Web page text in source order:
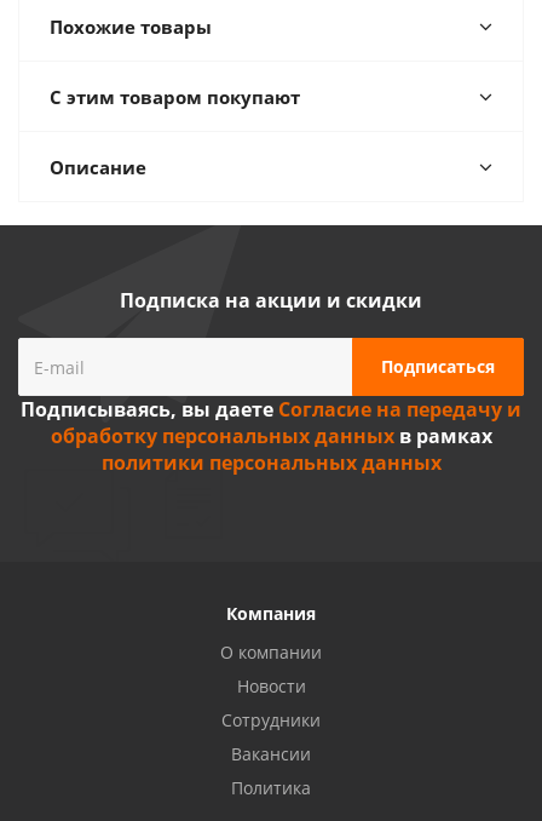
Похожие товары
С этим товаром покупают
Описание
Подписка на акции и скидки
Подписываясь, вы даете Согласие на передачу и
обработку персональных данныхв рамках
политики персональных данных
Компания
О компании
Новости
Сотрудники
Вакансии
Политика